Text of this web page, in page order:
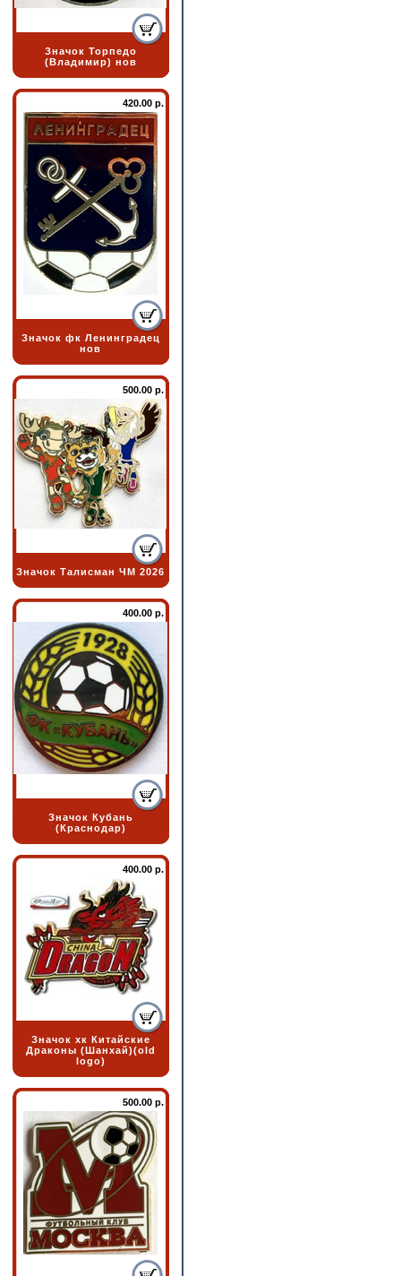
Значок Торпедо
(Владимир) нов
420.00 р.
Значок фк Ленинградец
нов
500.00 р.
Значок Талисман ЧМ 2026
400.00 р.
Значок Кубань
(Краснодар)
400.00 р.
Значок хк Китайские
Драконы (Шанхай)(old
logo)
500.00 р.